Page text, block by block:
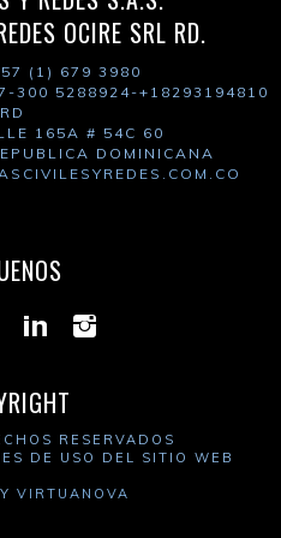
OCIRE SRL RD.
(1) 679 3980
300 5288924-+18293194810
RD
165A # 54C 60
DOMINICANA
RESERVADOS
DE USO DEL SITIO WEB
VIRTUANOVA